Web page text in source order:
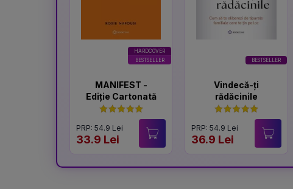
HARDCOVER
BESTSELLER
MANIFEST -
Ediție Cartonată
PRP: 54.9 Lei
33.9 Lei
BESTSELLER
Vindecă-ți
rădăcinile
PRP: 54.9 Lei
36.9 Lei